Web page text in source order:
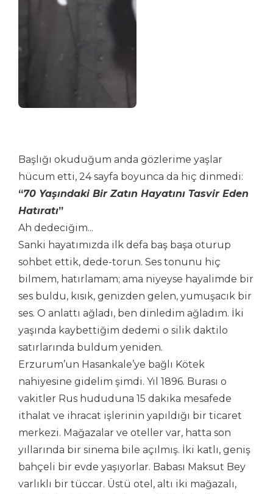
Başlığı okuduğum anda gözlerime yaşlar
hücum etti, 24 sayfa boyunca da hiç dinmedi:
“70 Yaşındaki Bir Zatın Hayatını Tasvir Eden
Hatıratı”
Ah dedeciğim...
Sanki hayatımızda ilk defa baş başa oturup
sohbet ettik, dede-torun. Ses tonunu hiç
bilmem, hatırlamam; ama niyeyse hayalimde bir
ses buldu, kısık, genizden gelen, yumuşacık bir
ses. O anlattı ağladı, ben dinledim ağladım. İki
yaşında kaybettiğim dedemi o silik daktilo
satırlarında buldum yeniden.
Erzurum’un Hasankale’ye bağlı Kötek
nahiyesine gidelim şimdi. Yıl 1896. Burası o
vakitler Rus hududuna 15 dakika mesafede
ithalat ve ihracat işlerinin yapıldığı bir ticaret
merkezi. Mağazalar ve oteller var, hatta son
yıllarında bir sinema bile açılmış. İki katlı, geniş
bahçeli bir evde yaşıyorlar. Babası Maksut Bey
varlıklı bir tüccar. Üstü otel, altı iki mağazalı,